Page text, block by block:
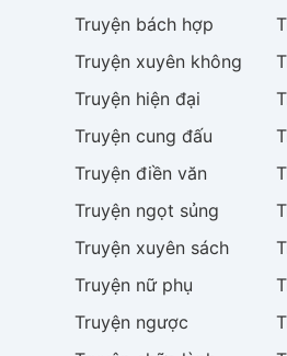
Truyện bách hợp
Truyện xuyên không
Truyện hiện đại
Truyện cung đấu
Truyện điền văn
Truyện ngọt sủng
Truyện xuyên sách
Truyện nữ phụ
Truyện ngược